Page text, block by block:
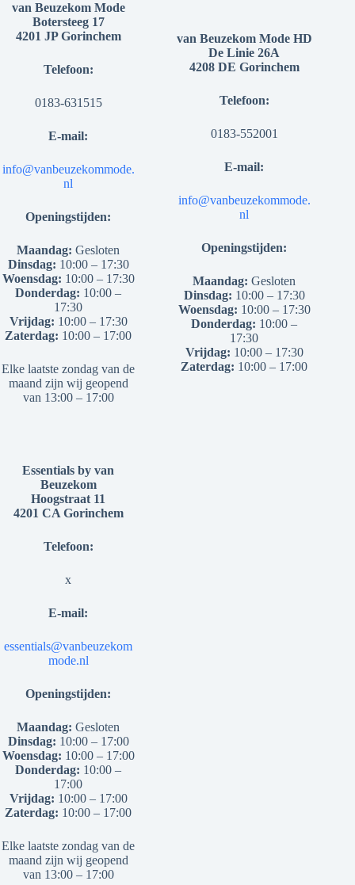
van Beuzekom Mode
Botersteeg 17
4201 JP Gorinchem
Telefoon:
0183-631515
E-mail:
info@vanbeuzekommode.
nl
Openingstijden:
Maandag: Gesloten
Dinsdag: 10:00 – 17:30
Woensdag: 10:00 – 17:30
Donderdag: 10:00 –
17:30
Vrijdag: 10:00 – 17:30
Zaterdag: 10:00 – 17:00
Elke laatste zondag van de
maand zijn wij geopend
van 13:00 – 17:00
van Beuzekom Mode HD
De Linie 26A
4208 DE Gorinchem
Telefoon:
0183-552001
E-mail:
info@vanbeuzekommode.
nl
Openingstijden:
Maandag: Gesloten
Dinsdag: 10:00 – 17:30
Woensdag: 10:00 – 17:30
Donderdag: 10:00 –
17:30
Vrijdag: 10:00 – 17:30
Zaterdag: 10:00 – 17:00
Essentials by van
Beuzekom
Hoogstraat 11
4201 CA Gorinchem
Telefoon:
x
E-mail:
essentials@vanbeuzekom
mode.nl
Openingstijden:
Maandag: Gesloten
Dinsdag: 10:00 – 17:00
Woensdag: 10:00 – 17:00
Donderdag: 10:00 –
17:00
Vrijdag: 10:00 – 17:00
Zaterdag: 10:00 – 17:00
Elke laatste zondag van de
maand zijn wij geopend
van 13:00 – 17:00